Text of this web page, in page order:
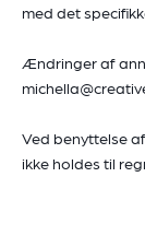
med det
Ændringer af
Ved benyttelse
ikke holdes til